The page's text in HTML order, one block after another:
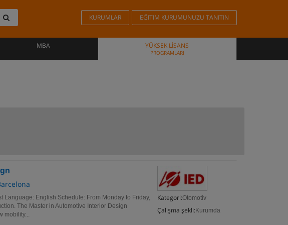
KURUMLAR EĞITIM KURUMUNUZU TANITIN
MBA YÜKSEK LISANS
PROGRAMLARI
Kategori:Otomotiv
Çalışma şekli: Kurumda
Language: English Schedule: From Monday to Friday,
The Master in Automotive Interior Design
mobility...